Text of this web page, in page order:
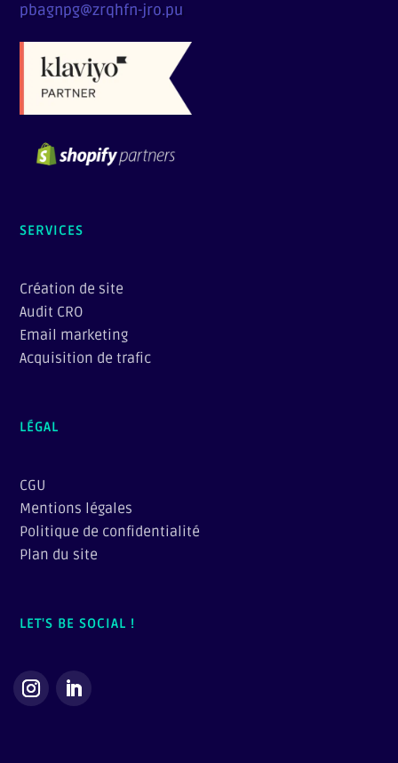
pbagnpg@zrqhfn-jro.pu
SERVICES
Création de site
Audit CRO
Email marketing
Acquisition de trafic
LÉGAL
CGU
Mentions légales
Politique de confidentialité
Plan du site
LET'S BE SOCIAL !